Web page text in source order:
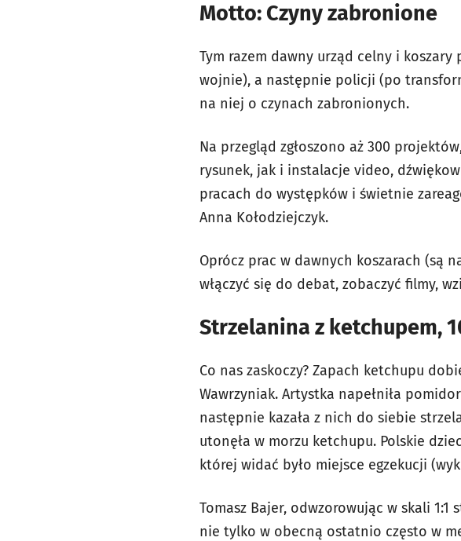
Motto: Czyny zabronione
Tym razem dawny urząd celny i
wojnie), a następnie policji (po
na niej o czynach zabronionych.
Na przegląd zgłoszono aż 300
rysunek, jak i instalacje video,
pracach do występków i świetnie
Anna Kołodziejczyk.
Oprócz prac w dawnych koszarach (są
włączyć się do debat, zobaczyć filmy,
Strzelanina z ketchupem,
Co nas zaskoczy? Zapach ketchupu
Wawrzyniak. Artystka napełniła
następnie kazała z nich do siebie
utonęła w morzu ketchupu. Polskie
której widać było miejsce egzekucji
Tomasz Bajer, odwzorowując w skali
nie tylko w obecną ostatnio często w